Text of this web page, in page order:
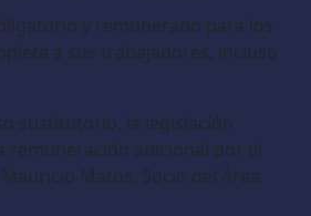
y remunerado para los
a sus trabajadores, incluso
sustitutorio, la legislación
remuneración adicional por el
Matos, Socio del Área